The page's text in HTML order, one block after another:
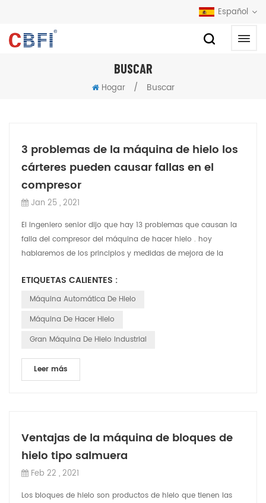
Español
BUSCAR
Hogar / Buscar
3 problemas de la máquina de hielo los
cárteres pueden causar fallas en el
compresor
Jan 25 , 2021
El ingeniero senior dijo que hay 13 problemas que causan la
falla del compresor del máquina de hacer hielo . hoy
hablaremos de los principios y medidas de mejora de la
ETIQUETAS CALIENTES :
Máquina Automática De Hielo
Máquina De Hacer Hielo
Gran Máquina De Hielo Industrial
Leer más
Ventajas de la máquina de bloques de
hielo tipo salmuera
Feb 22 , 2021
Los bloques de hielo son productos de hielo que tienen las